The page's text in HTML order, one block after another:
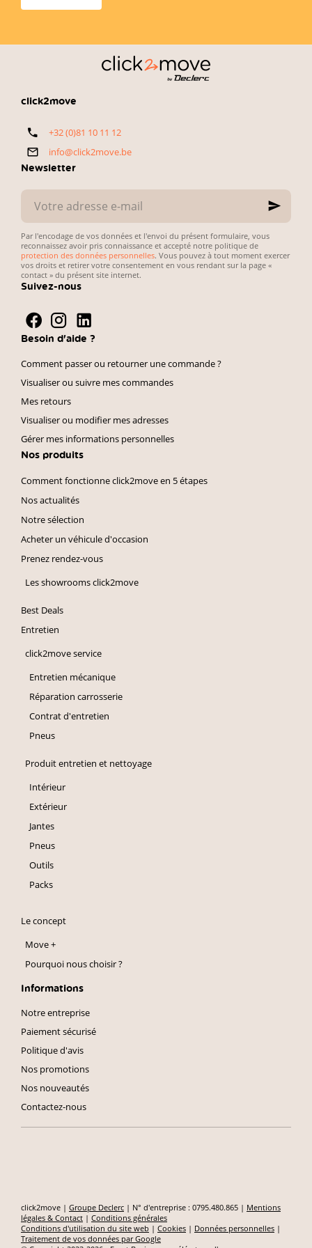
exactement
ce que
recherchent
directe et
click2move
achetant
d’occasion.
budget,
simplicité des
démarches
Newsletter
Votre
adresse
e-
mail
Par l'encodage de vos données et l'envoi du présent formulaire, vous
reconnaissez avoir pris connaissance et accepté notre politique de
protection des données personnelles. Vous pouvez à tout moment exercer
vos droits et retirer votre consentement en vous rendant sur la page «
contact » du présent site internet.
click2move
+32 (0)81 10 11 12
info@click2move.be
Suivez-nous
Besoin d'aide ?
Comment passer ou retourner une commande ?
Visualiser ou suivre mes commandes
Mes retours
Visualiser ou modifier mes adresses
Gérer mes informations personnelles
Nos produits
Comment fonctionne click2move en 5 étapes
Nos actualités
Notre sélection
Acheter un véhicule d'occasion
Prenez rendez-vous
Les showrooms click2move
Best Deals
Entretien
click2move service
Entretien mécanique
Réparation carrosserie
Contrat d'entretien
Pneus
Produit entretien et nettoyage
Intérieur
Extérieur
Jantes
Pneus
Outils
Packs
Le concept
Move +
Pourquoi nous choisir ?
Informations
Notre entreprise
Paiement sécurisé
Politique d'avis
Nos promotions
Nos nouveautés
Contactez-nous
click2move | Groupe Declerc | N° d'entreprise : 0795.480.865 | Mentions
légales & Contact | Conditions générales
Conditions d'utilisation du site web | Cookies | Données personnelles |
Traitement de vos données par Google